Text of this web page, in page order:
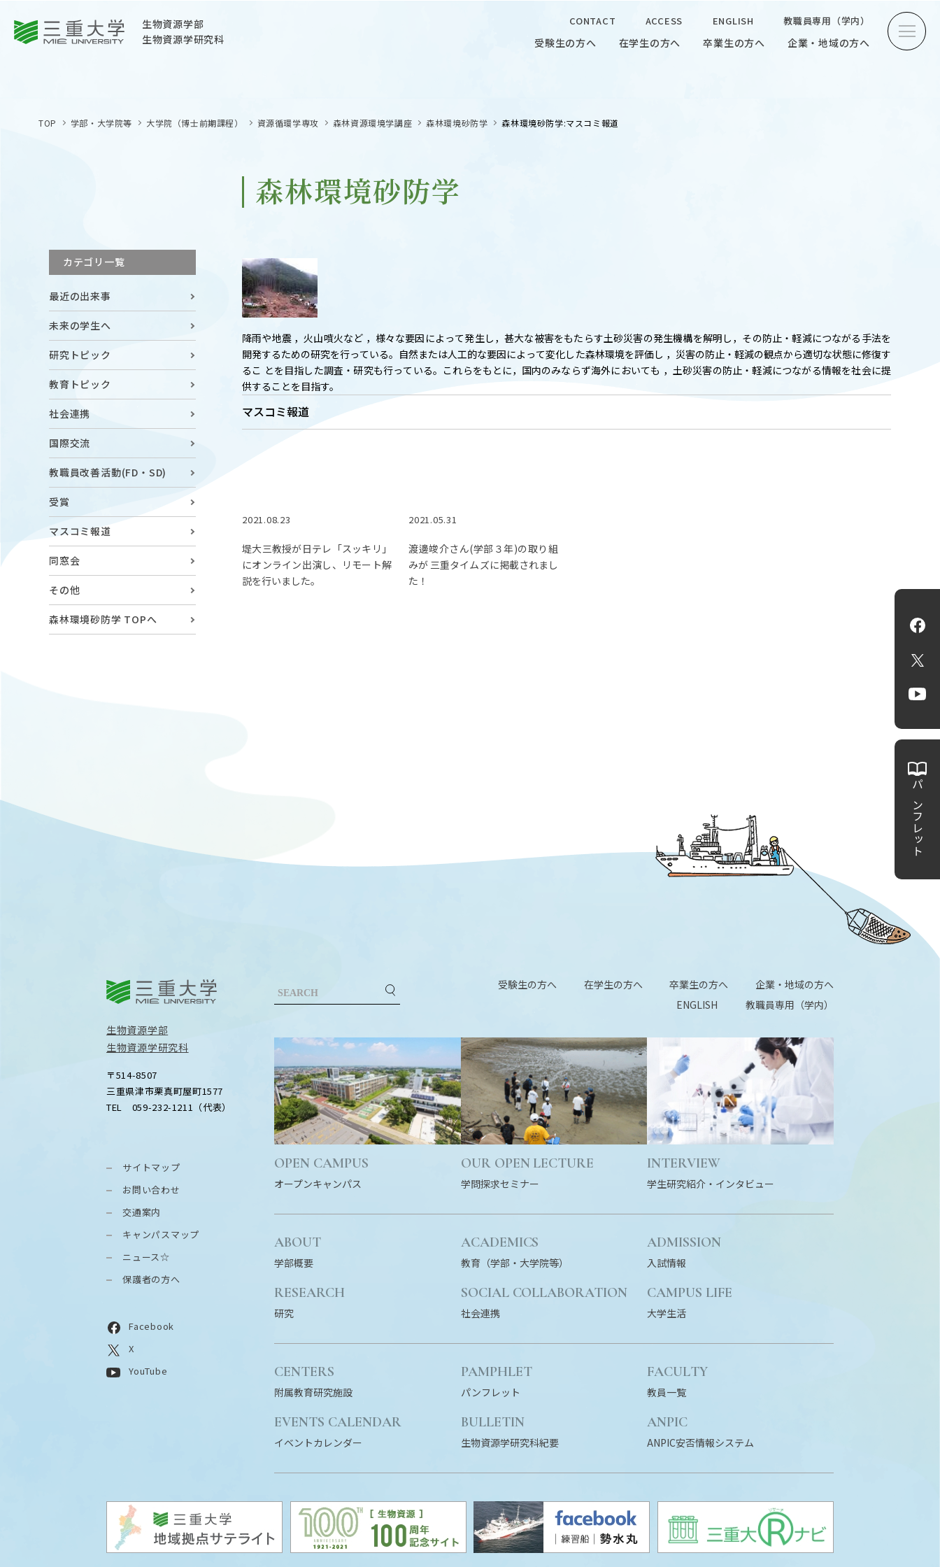
三重大学
生物資源学部
生物資源学研究科
CONTACT ACCESS ENGLISH 教職員専用（学内）
受験生の方へ 在学生の方へ 卒業生の方へ 企業・地域の方へ
生物資源学研究科
サイトマップ
お問い合わせ
ニュース◎
X
YouTube
教職員専用（学内）
農学がつなぐミライ
オープンキャンパス
学部概要 教育（学部・大学院等） 入試情報
RESEARCH
研究
SOCIAL
社会連携
CAMPUS LIFE
大学生活
イベントカレンダー
TOP 学部・大学院等 大学院（博士前期課程） 資源循環学専攻 森林資源環境学講座 森林環境砂防学 森林環境砂防学:マスコミ報道
森林環境砂防学
カテゴリ一覧
最近の出来事
未来の学生へ
研究トピック
教育トピック
社会連携
国際交流
教職員改善活動(FD・SD)
受賞
マスコミ報道
同窓会
その他
森林環境砂防学 TOPへ
降雨や地震 ，火山噴火など ，様々な要因によって発生し，甚大な被害をもたらす土砂災害の発生機構を解明し，その防止・軽減につながる手法を
開発するための研究を行っている。自然または人工的な要因によって変化した森林環境を評価し ，災害の防止・軽減の観点から適切な状態に修復す
るこ とを目指した調査・研究も行っている。これらをもとに，国内のみならず海外においても ，土砂災害の防止・軽減につながる情報を社会に提
供することを目指す。
マスコミ報道
2021.08.23
堤大三教授が日テレ「スッキリ」
にオンライン出演し、リモート解
説を行いました。
2021.05.31
渡邊竣介さん(学部３年)の取り組
みが 三重タイムズに掲載されまし
た！
X
パンフレット
生物資源学部
生物資源学研究科
〒514-8507
三重県津市栗真町屋町1577
TEL 059-232-1211（代表）
サイトマップ
お問い合わせ
交通案内
キャンパスマップ
ニュース☆
保護者の方へ
Facebook
X
YouTube
受験生の方へ 在学生の方へ 卒業生の方へ
企業・地域の方へ
ENGLISH
教職員専用（学内）
OPEN CAMPUS
オープンキャンパス
OUR OPEN LECTURE
学問探求セミナー
INTERVIEW
学生研究紹介・ インタビュー
ABOUT
学部概要
ACADEMICS
教育（学部・大学院等）
ADMISSION
入試情報
RESEARCH
研究
SOCIAL COLLABORATION
社会連携
CAMPUS LIFE
大学生活
CENTERS
附属教育研究施設
PAMPHLET
パンフレット
FACULTY
教員一覧
EVENTS CALENDAR
イベントカレンダー
BULLETIN
生物資源学研究科紀要
ANPIC
ANPIC安否情報システム